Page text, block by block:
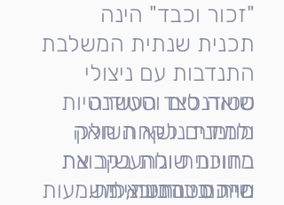
"זכור וכבד" הינה
תכנית שנתית המשלבת
התנדבות עם ניצולי
שואה לצד העשרה
ולמידת נושא השואה
מזוויות שונות בקבוצת
שיח סטודנטיאלית.
סטודנטים וסטודנטיות
מוזמנים לקחת חלק
בתוכנית ולהעשיר את
חייהם בנתינה, משמעות
מרכיבי התוכנית